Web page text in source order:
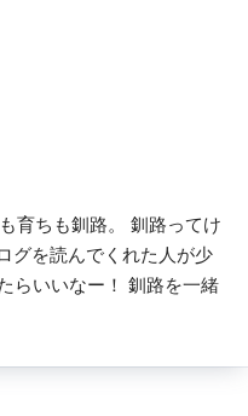
育ちも釧路。 釧路ってけ
グを読んでくれた人が少
らいいなー！ 釧路を一緒